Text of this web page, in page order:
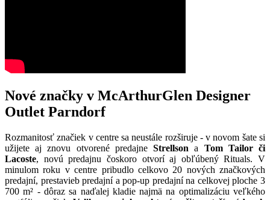
Nové značky v McArthurGlen Designer
Outlet Parndorf
Rozmanitosť značiek v centre sa neustále rozširuje - v novom šate si
užijete aj znovu otvorené predajneStrellson a Tom Tailor či
Lacoste, novú predajnu čoskoro otvorí aj obľúbený Rituals. V
minulom roku v centre pribudlo celkovo 20 nových značkových
predajní, prestavieb predajní a pop-up predajní na celkovej ploche 3
700 m² - dôraz sa naďalej kladie najmä na optimalizáciu veľkého